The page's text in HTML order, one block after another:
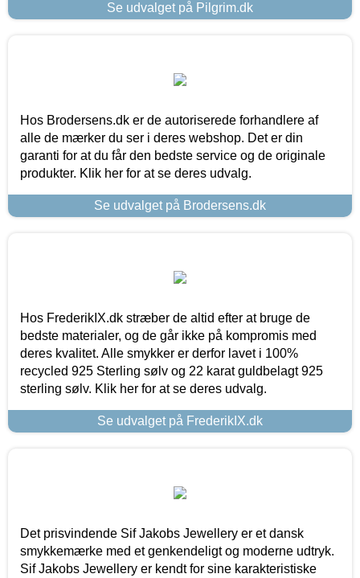
Se udvalget på Pilgrim.dk
Hos Brodersens.dk er de autoriserede forhandlere af
alle de mærker du ser i deres webshop. Det er din
garanti for at du får den bedste service og de originale
produkter. Klik her for at se deres udvalg.
Se udvalget på Brodersens.dk
Hos FrederikIX.dk stræber de altid efter at bruge de
bedste materialer, og de går ikke på kompromis med
deres kvalitet. Alle smykker er derfor lavet i 100%
recycled 925 Sterling sølv og 22 karat guldbelagt 925
sterling sølv. Klik her for at se deres udvalg.
Se udvalget på FrederikIX.dk
Det prisvindende Sif Jakobs Jewellery er et dansk
smykkemærke med et genkendeligt og moderne udtryk.
Sif Jakobs Jewellery er kendt for sine karakteristiske